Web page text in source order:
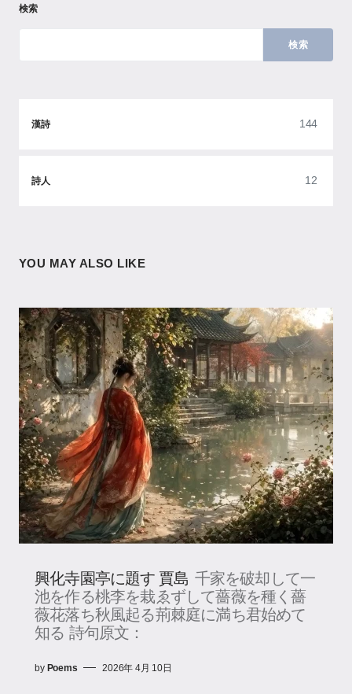
検索
検索
漢詩 144
詩人 12
YOU MAY ALSO LIKE
興化寺園亭に題す 賈島 千家を破却して一
池を作る桃李を栽ゑずして薔薇を種く薔
薇花落ち秋風起る荊棘庭に満ち君始めて
知る 詩句原文：
by Poems 2026年 4月 10日